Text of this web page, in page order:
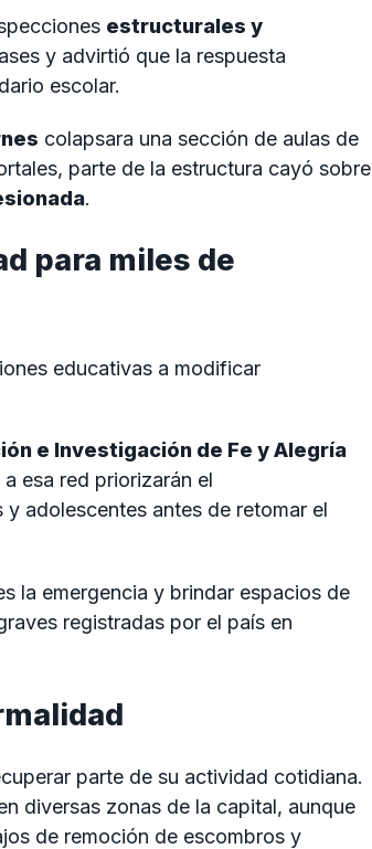
estructurales y
y advirtió que la respuesta
escolar.
colapsara una sección de aulas de
parte de la estructura cayó sobre
.
para miles de
educativas a modificar
e Investigación de Fe y Alegría
esa red priorizarán el
y adolescentes antes de retomar el
la emergencia y brindar espacios de
registradas por el país en
parte de su actividad cotidiana.
diversas zonas de la capital, aunque
de remoción de escombros y